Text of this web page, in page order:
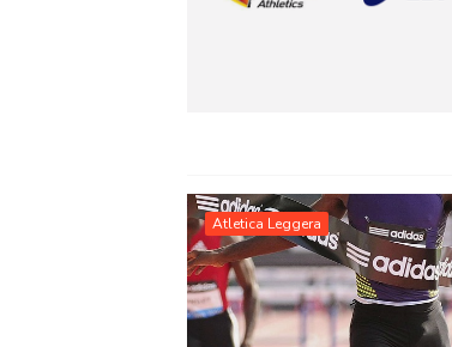
Atletica Leggera